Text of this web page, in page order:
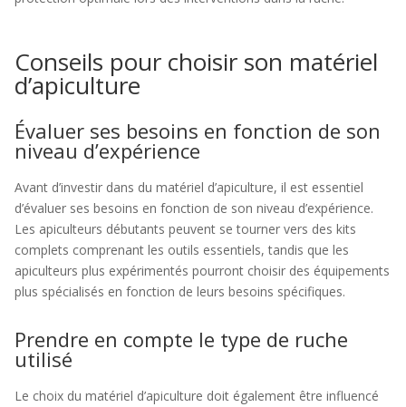
Conseils pour choisir son matériel
d’apiculture
Évaluer ses besoins en fonction de son
niveau d’expérience
Avant d’investir dans du matériel d’apiculture, il est essentiel
d’évaluer ses besoins en fonction de son niveau d’expérience.
Les apiculteurs débutants peuvent se tourner vers des kits
complets comprenant les outils essentiels, tandis que les
apiculteurs plus expérimentés pourront choisir des équipements
plus spécialisés en fonction de leurs besoins spécifiques.
Prendre en compte le type de ruche
utilisé
Le choix du matériel d’apiculture doit également être influencé